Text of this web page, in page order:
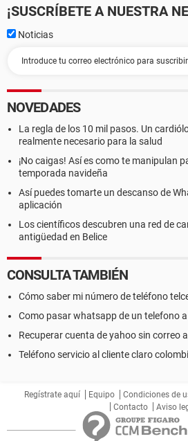
¡SUSCRÍBETE A NUESTRA
Noticias
NOVEDADES
La regla de los 10 mil pasos. Un
realmente necesario para la salud
¡No caigas! Así es como te manipulan
temporada navideña
Así puedes tomarte un descanso de
aplicación
Los científicos descubren una red de
antigüedad en Belice
CONSULTA TAMBIÉN
Cómo saber mi número de teléfono
Como pasar whatsapp de un telefono
Recuperar cuenta de yahoo sin correo
Teléfono servicio al cliente claro
Regístrate aquí Equipo Condiciones de
Contacto
Aviso